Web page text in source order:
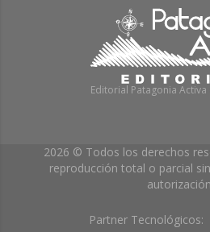
Editorial Patagonia Activa
2026 © Todos los derechos
reproducción total o parcial
Partner Tecnológicos: